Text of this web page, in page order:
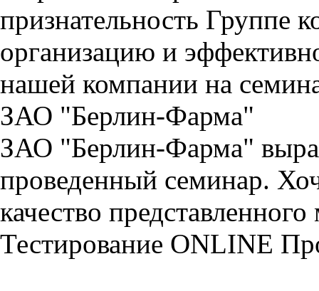
признательность
организацию и
нашей компании на
ЗАО "Берлин-Фарма"
ЗАО "Берлин-Фарма"
проведенный семинар.
качество представленного
Тестирование ONLINE